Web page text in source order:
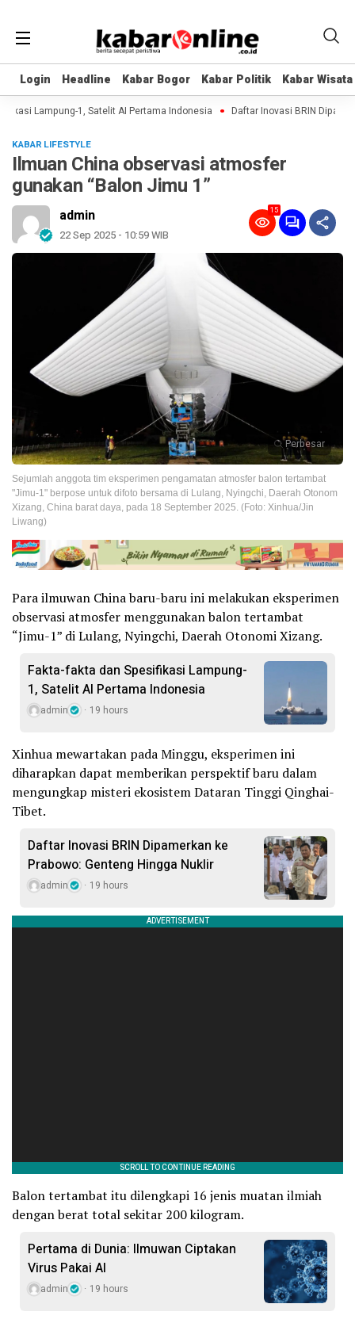
Login Headline Kabar Bogor Kabar Politik Kabar Wisata
Login Headline Kabar Bogor Kabar Politik Kabar Wisata
Lampung-1, Satelit AI Pertama Indonesia Daftar Inovasi BRIN
KABAR LIFESTYLE
Ilmuan China observasi atmosfer
gunakan “Balon Jimu 1”
admin
22 Sep 2025 - 10:59 WIB
15
Perbesar
Sejumlah anggota tim eksperimen pengamatan atmosfer balon tertambat
"Jimu-1" berpose untuk difoto bersama di Lulang, Nyingchi, Daerah Otonom
Xizang, China barat daya, pada 18 September 2025. (Foto: Xinhua/Jin
Liwang)
Para ilmuwan China baru-baru ini melakukan eksperimen
observasi atmosfer menggunakan balon tertambat
“Jimu-1” di Lulang, Nyingchi, Daerah Otonomi Xizang.
Fakta-fakta dan Spesifikasi Lampung-
1, Satelit AI Pertama Indonesia
admin 19 hours
Xinhua mewartakan pada Minggu, eksperimen ini
diharapkan dapat memberikan perspektif baru dalam
mengungkap misteri ekosistem Dataran Tinggi Qinghai-
Tibet.
Daftar Inovasi BRIN Dipamerkan ke
Prabowo: Genteng Hingga Nuklir
admin 19 hours
Balon tertambat itu dilengkapi 16 jenis muatan ilmiah
dengan berat total sekitar 200 kilogram.
Pertama di Dunia: Ilmuwan Ciptakan
Virus Pakai AI
admin 19 hours